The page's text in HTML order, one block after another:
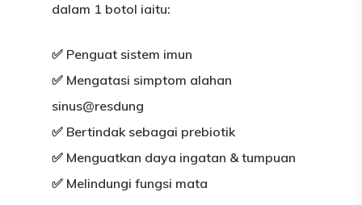
dalam 1 botol iaitu:
✅ Penguat sistem imun
✅ Mengatasi simptom alahan
sinus@resdung
✅ Bertindak sebagai prebiotik
✅ Menguatkan daya ingatan & tumpuan
✅ Melindungi fungsi mata